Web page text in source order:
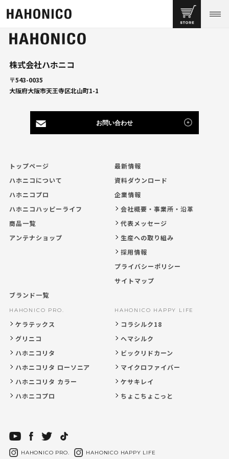
株式会社ハホニコ
〒543-0035
大阪府大阪市天王寺区北山町1-1
お問い合わせ
トップページ
ハホニコについて
ハホニコプロ
ハホニコハッピーライフ
商品一覧
アンテナショップ
ブランド一覧
HAHONICO PRO.
ケラテックス
グリニコ
ハホニコリタ
ハホニコリタ ローソニア
ハホニコリタ カラー
ハホニコプロ
HAHONICO HAPPY LIFE
コラシルク18
ヘマシルク
ビックリドカーン
マイクロファイバー
ケサキレイ
ちょこちょこっと
最新情報
資料ダウンロード
企業情報
会社概要・事業所・沿革
代表メッセージ
生産への取り組み
採用情報
プライバシーポリシー
サイトマップ
HAHONICO PRO. HAHONICO HAPPY LIFE